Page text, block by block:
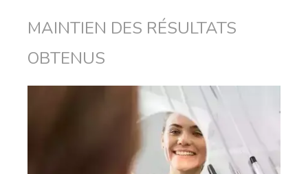
MAINTIEN DES RÉSULTATS
OBTENUS